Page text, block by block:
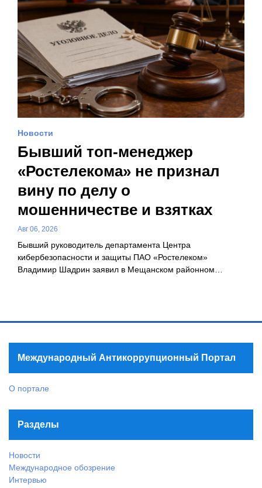
Новости
Бывший топ-менеджер
«Ростелекома» не признал
вину по делу о
мошенничестве и взятках
Авг 06, 2026
Бывший руководитель департамента Центра
кибербезопасности и защиты ПАО «Ростелеком»
Владимир Шадрин заявил в Мещанском районном…
Международный Антикоррупционный Портал
О портале
Разделы
Новости
Международное обозрение
Интервью